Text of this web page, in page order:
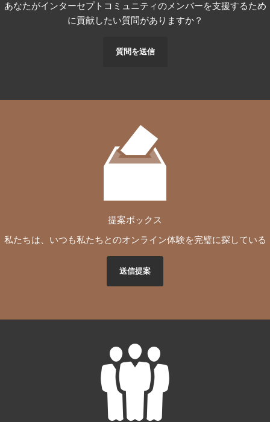
あなたがインターセプトコミュニティのメンバーを支援するため
に貢献したい質問がありますか？
質問を送信
提案ボックス
私たちは、いつも私たちとのオンライン体験を完璧に探している
送信提案